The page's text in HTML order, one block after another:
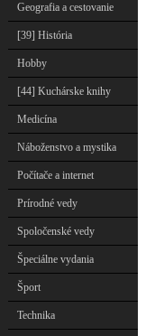
Geografia a cestovanie
[39] História
Hobby
[44] Kuchárske knihy
Medicína
Náboženstvo a mystika
Počítače a internet
Prírodné vedy
Spoločenské vedy
Špeciálne vydania
Šport
Technika